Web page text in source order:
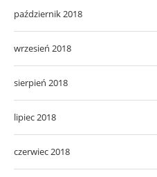
październik 2018
wrzesień 2018
sierpień 2018
lipiec 2018
czerwiec 2018